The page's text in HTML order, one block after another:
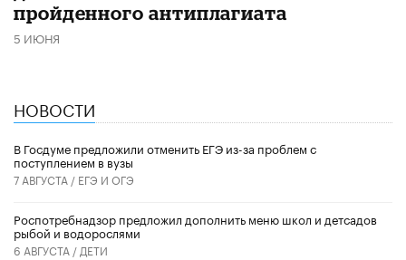
пройденного антиплагиата
5 ИЮНЯ
НОВОСТИ
В Госдуме предложили отменить ЕГЭ из-за проблем с
поступлением в вузы
7 АВГУСТА / ЕГЭ И ОГЭ
Роспотребнадзор предложил дополнить меню школ и детсадов
рыбой и водорослями
6 АВГУСТА / ДЕТИ